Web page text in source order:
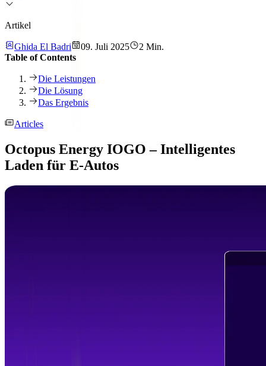
Artikel
Ghida El Badri 09. Juli 2025
2 Min.
Table of Contents
Die Leistungen
Die Lösung
Das Ergebnis
Articles
Octopus Energy IOGO – Intelligentes
Laden für E-Autos